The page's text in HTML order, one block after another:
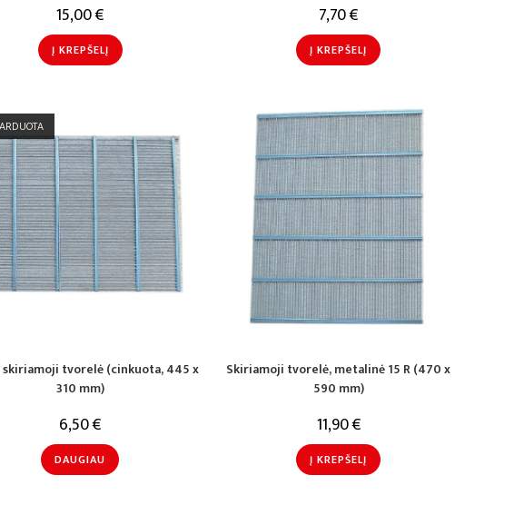
15,00€
Į KREPŠELĮ
7,70€
Į KREPŠELĮ
skiriamoji tvorelė (cinkuota, 445 x
310 mm)
6,50€
DAUGIAU
Skiriamoji tvorelė, metalinė 15 R (470 x
590 mm)
11,90€
Į KREPŠELĮ